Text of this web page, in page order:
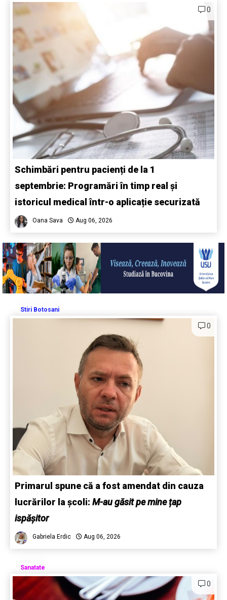
0
Schimbări pentru pacienți de la 1
septembrie: Programări în timp real și
istoricul medical într-o aplicație securizată
Oana Sava Aug 06, 2026
Stiri Botosani
0
Primarul spune că a fost amendat din cauza
lucrărilor la școli: M-au găsit pe mine țap
ispășitor
Gabriela Erdic Aug 06, 2026
Sanatate
0